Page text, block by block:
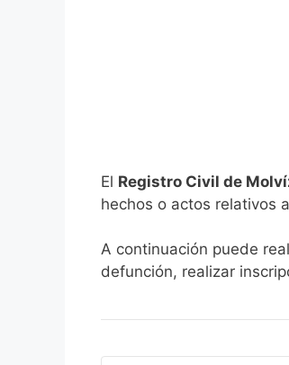
El Registro Civil de
hechos o actos relativos
A continuación puede
defunción, realizar